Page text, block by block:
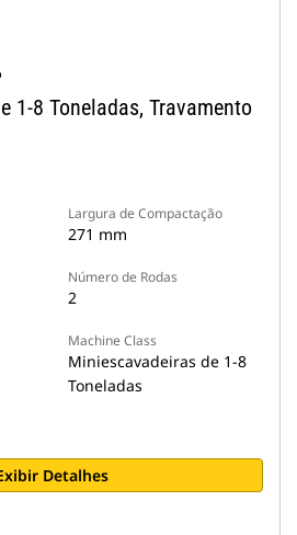
1-8 Toneladas, Travamento
Largura de Compactação
271 mm
Número de Rodas
2
Machine Class
Miniescavadeiras de 1-8
Toneladas
Detalhes